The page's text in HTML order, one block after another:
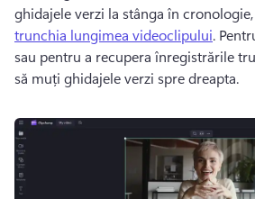
ghidajele verzi la stânga în
trunchia lungimea videoclipului.
sau pentru a recupera înregistrările
să muți ghidajele verzi spre dreapta.